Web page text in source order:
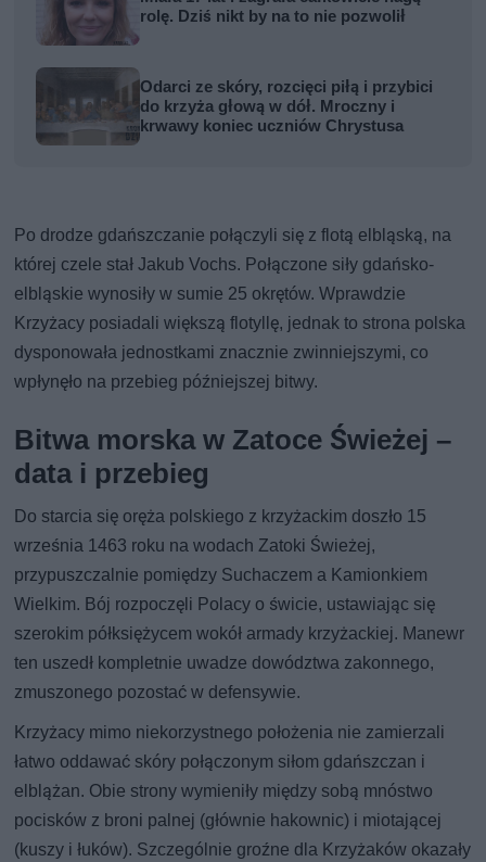
rolę. Dziś nikt by na to nie pozwolił
Odarci ze skóry, rozcięci piłą i przybici
do krzyża głową w dół. Mroczny i
krwawy koniec uczniów Chrystusa
Po drodze gdańszczanie połączyli się z flotą elbląską, na
której czele stał Jakub Vochs. Połączone siły gdańsko-
elbląskie wynosiły w sumie 25 okrętów. Wprawdzie
Krzyżacy posiadali większą flotyllę, jednak to strona polska
dysponowała jednostkami znacznie zwinniejszymi, co
wpłynęło na przebieg późniejszej bitwy.
Bitwa morska w Zatoce Świeżej –
data i przebieg
Do starcia się oręża polskiego z krzyżackim doszło 15
września 1463 roku na wodach Zatoki Świeżej,
przypuszczalnie pomiędzy Suchaczem a Kamionkiem
Wielkim. Bój rozpoczęli Polacy o świcie, ustawiając się
szerokim półksiężycem wokół armady krzyżackiej. Manewr
ten uszedł kompletnie uwadze dowództwa zakonnego,
zmuszonego pozostać w defensywie.
Krzyżacy mimo niekorzystnego położenia nie zamierzali
łatwo oddawać skóry połączonym siłom gdańszczan i
elblążan. Obie strony wymieniły między sobą mnóstwo
pocisków z broni palnej (głównie hakownic) i miotającej
(kuszy i łuków). Szczególnie groźne dla Krzyżaków okazały